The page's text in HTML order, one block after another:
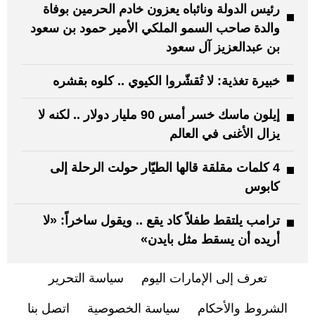
رئيس الدولة ونائباه يعزون خادم الحرمين بوفاة
والدة صاحب السمو الملكي الأمير حمود بن سعود
بن عبدالعزيز آل سعود
خبيرة تغذية: لا تُقشّروا الكيوي .. كلوه بقشره
إيلون ماسك خسر أمس 90 مليار دولار .. لكنه لا
يزال الأغنى في العالم
4 كلمات مقلقة قالها الطيّار حولت الرحلة إلى
كابوس
ترامب يلتقط طفلاً كاد يقع .. ويقول ساخراً: «لا
أريده أن يسقط مثل بايدن»
تعرف إلى الإمارات اليوم سياسة التحرير
الشروط والأحكام سياسة الخصوصية اتصل بنا